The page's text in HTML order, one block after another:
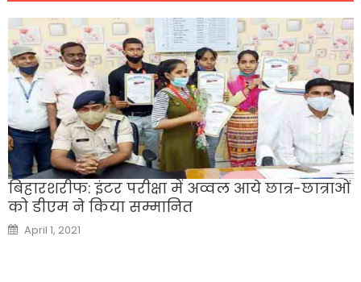
बिहारशरीफ: इंटर परीक्षा में अव्वल आये छात्र-छात्राओं
को डीएम ने किया सम्मानित
Posted
on
April 1, 2021